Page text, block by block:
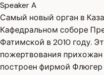
Speaker A
Самый новый орган в
Кафедральном соборе
Фатимской в 2010 году.
пожертвования
построен фирмой Флюгер